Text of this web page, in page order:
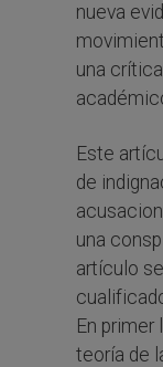
nueva
una
Este
de
una
artículo
En primer
teoría de